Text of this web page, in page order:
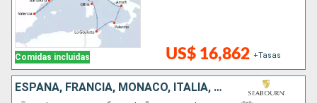
Comidas incluidas US$ 16,862 +Tasas
ESPAÑA, FRANCIA, MONACO, ITALIA, MALTA, MONTENEGRO, CROACIA